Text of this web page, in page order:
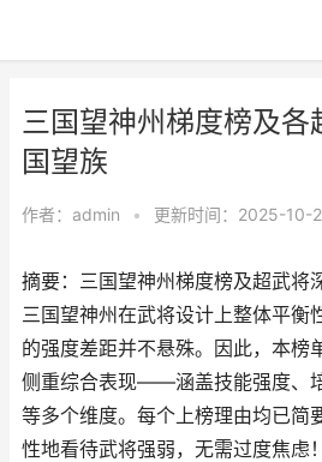
三国望神州梯度榜及各
国望族
作者： admin • 更新时间：2025-10-
摘要：三国望神州梯度榜及超武将
三国望神州在武将设计上整体平衡
的强度差距并不悬殊。因此，本榜
侧重综合表现——涵盖技能强度、
等多个维度。每个上榜理由均已简
性地看待武将强弱，无需过度焦虑